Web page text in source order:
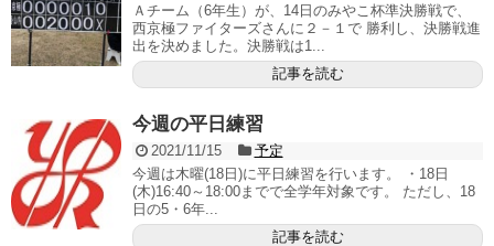
Ａチーム（6年生）が、14日のみやこ杯準決勝戦で、
西京極ファイターズさんに２－１で 勝利し、決勝戦進
出を決めました。決勝戦は1...
記事を読む
今週の平日練習
2021/11/15
予定
今週は木曜(18日)に平日練習を行います。 ・18日
(木)16:40～18:00までで全学年対象です。 ただし、18
日の5・6年...
記事を読む